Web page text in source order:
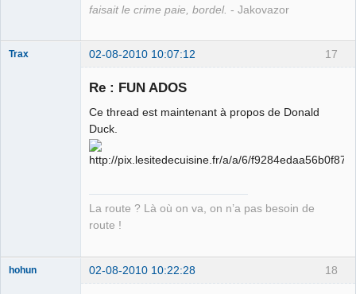
faisait le crime paie, bordel. - Jakovazor
17
Trax 02-08-2010 10:07:12
Re : FUN ADOS
Ce thread est maintenant à propos de Donald
Duck.
La route ? Là où on va, on n’a pas besoin de
route !
18
hohun 02-08-2010 10:22:28